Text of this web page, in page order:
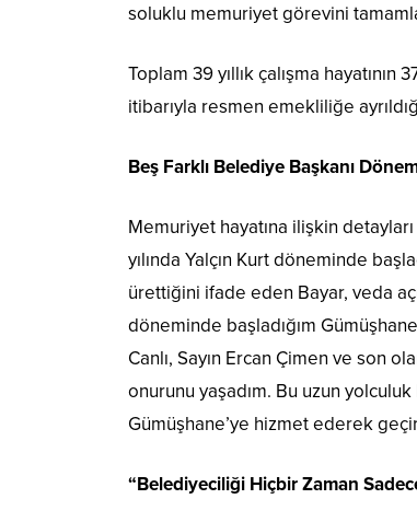
soluklu memuriyet görevini
Toplam 39 yıllık çalışma hayatının
itibarıyla resmen emekliliğe
Beş Farklı Belediye Başkanı
Memuriyet hayatına ilişkin
yılında Yalçın Kurt döneminde
ürettiğini ifade eden Bayar, veda
döneminde başladığım
Canlı, Sayın Ercan Çimen ve son
onurunu yaşadım. Bu uzun
Gümüşhane’ye hizmet ederek
“Belediyeciliği Hiçbir Zaman